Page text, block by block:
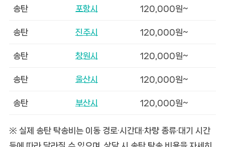
송탄 포항시 120,000원~
송탄 진주시 120,000원~
송탄 창원시 120,000원~
송탄 울산시 120,000원~
송탄 부산시 120,000원~
※ 실제 송탄 탁송비는 이동 경로·시간대·차량 종류·대기 시간